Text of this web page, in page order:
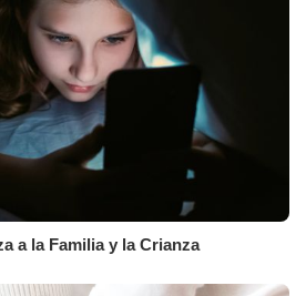
a la Familia y la Crianza